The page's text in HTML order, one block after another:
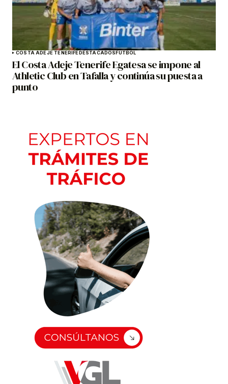
COSTA ADEJE TENERIFEDESTACADOSFÚTBOL
El Costa Adeje Tenerife Egatesa se impone al
Athletic Club en Tafalla y continúa su puesta a
punto